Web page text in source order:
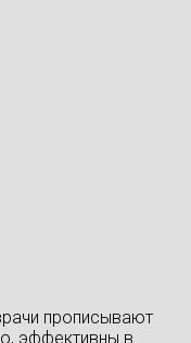
прописывают
эффективны в